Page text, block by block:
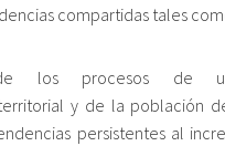
compartidas tales
los procesos de
y de la población
persistentes al